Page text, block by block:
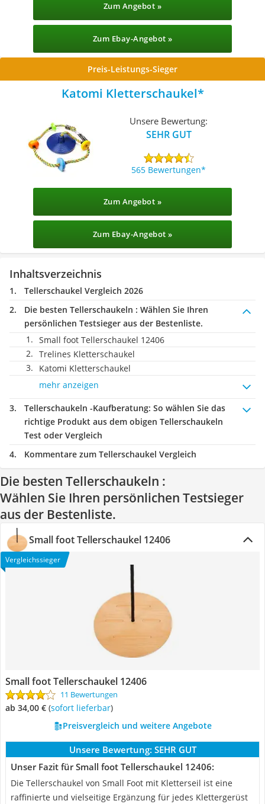
Zum Angebot »
Zum Ebay-Angebot »
Preis-Leistungs-Sieger
Katomi Kletterschaukel
Unsere Bewertung:
SEHR GUT
565 Bewertungen
Zum Angebot »
Zum Ebay-Angebot »
Inhaltsverzeichnis
Tellerschaukel Vergleich 2026
Die besten Tellerschaukeln : Wählen Sie Ihren
persönlichen Testsieger aus der Bestenliste.
Small foot Tellerschaukel 12406
Trelines Kletterschaukel
Katomi Kletterschaukel
mehr anzeigen
Tellerschaukeln -Kaufberatung: So wählen Sie das
richtige Produkt aus dem obigen Tellerschaukeln
Test oder Vergleich
Kommentare zum Tellerschaukel Vergleich
Die besten Tellerschaukeln :
Wählen Sie Ihren persönlichen Testsieger
aus der Bestenliste.
Small foot Tellerschaukel 12406
Vergleichssieger
Small foot Tellerschaukel 12406
11 Bewertungen
ab 34,00 € ( Sofort lieferbar)
Preisvergleich und weitere Angebote
Unsere Bewertung: SEHR GUT
Unser Fazit für Small foot Tellerschaukel 12406:
Die Tellerschaukel von Small Foot mit Kletterseil ist eine
raffinierte und vielseitige Ergänzung für jedes Klettergerüst